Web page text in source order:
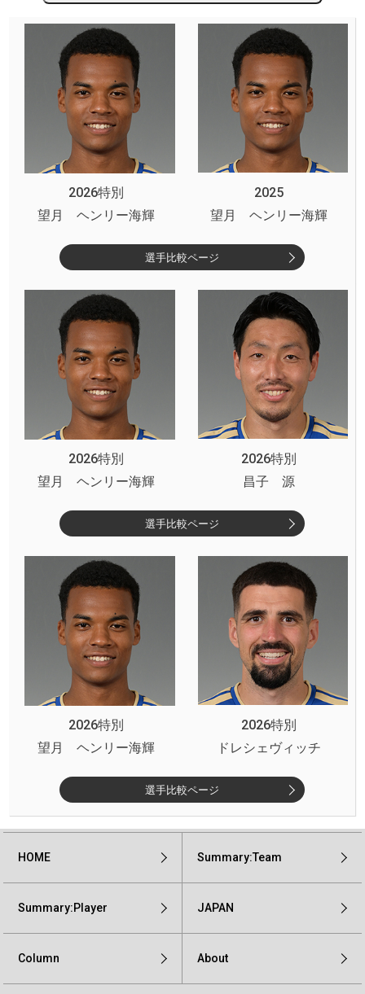
2026特別
2025
望月 ヘンリー海輝
望月 ヘンリー海輝
選手比較ページ
2026特別
2026特別
望月 ヘンリー海輝
昌子 源
選手比較ページ
2026特別
2026特別
望月 ヘンリー海輝
ドレシェヴィッチ
選手比較ページ
HOME Summary:Team
Summary:Player JAPAN
Column About